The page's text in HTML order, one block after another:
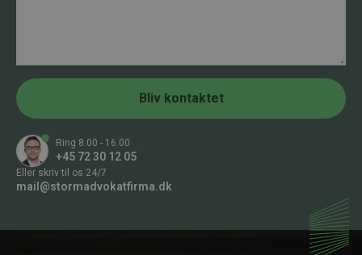
m
e
r
*
Bliv kontaktet
Ring 8.00 - 16.00
+45 72 30 12 05
Eller skriv til os 24/7
mail@stormadvokatfirma.dk